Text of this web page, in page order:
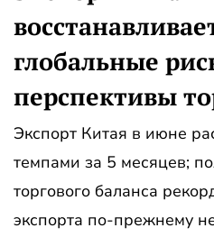
глобальные
перспективы
Экспорт Китая в июне
темпами за 5 месяцев;
торгового баланса
экспорта по-прежнему